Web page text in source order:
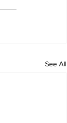
See All